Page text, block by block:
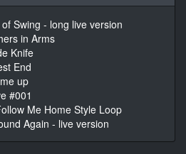
Swing - long live version
in Arms
Knife
End
up
#001
Me Home Style Loop
Again - live version